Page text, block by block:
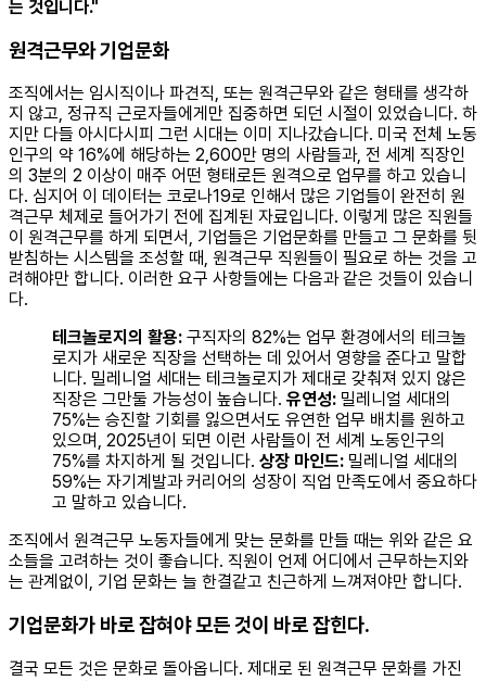
는 것입니다."
원격근무와 기업문화
조직에서는 임시직이나 파견직, 또는 원격근무와 같은 형태를 생각하
지 않고, 정규직 근로자들에게만 집중하면 되던 시절이 있었습니다. 하
지만 다들 아시다시피 그런 시대는 이미 지나갔습니다. 미국 전체 노동
인구의 약 16%에 해당하는 2,600만 명의 사람들과, 전 세계 직장인
의 3분의 2 이상이 매주 어떤 형태로든 원격으로 업무를 하고 있습니
다. 심지어 이 데이터는 코로나19로 인해서 많은 기업들이 완전히 원
격근무 체제로 들어가기 전에 집계된 자료입니다. ​ 이렇게 많은 직원들
이 원격근무를 하게 되면서, 기업들은 기업문화를 만들고 그 문화를 뒷
받침하는 시스템을 조성할 때, 원격근무 직원들이 필요로 하는 것을 고
려해야만 합니다. 이러한 요구 사항들에는 다음과 같은 것들이 있습니
다.
테크놀로지의 활용: 구직자의 82%는 업무 환경에서의 테크놀
로지가 새로운 직장을 선택하는 데 있어서 영향을 준다고 말합
니다. 밀레니얼 세대는 테크놀로지가 제대로 갖춰져 있지 않은
직장은 그만둘 가능성이 높습니다. 유연성: 밀레니얼 세대의
75%는 승진할 기회를 잃으면서도 유연한 업무 배치를 원하고
있으며, 2025년이 되면 이런 사람들이 전 세계 노동인구의
75%를 차지하게 될 것입니다. 상장 마인드: 밀레니얼 세대의
59%는 자기계발과 커리어의 성장이 직업 만족도에서 중요하다
고 말하고 있습니다.
조직에서 원격근무 노동자들에게 맞는 문화를 만들 때는 위와 같은 요
소들을 고려하는 것이 좋습니다. 직원이 언제 어디에서 근무하는지와
는 관계없이, 기업 문화는 늘 한결같고 친근하게 느껴져야만 합니다. ​ ​
기업문화가 바로 잡혀야 모든 것이 바로 잡힌다.
결국 모든 것은 문화로 돌아옵니다. 제대로 된 원격근무 문화를 가진